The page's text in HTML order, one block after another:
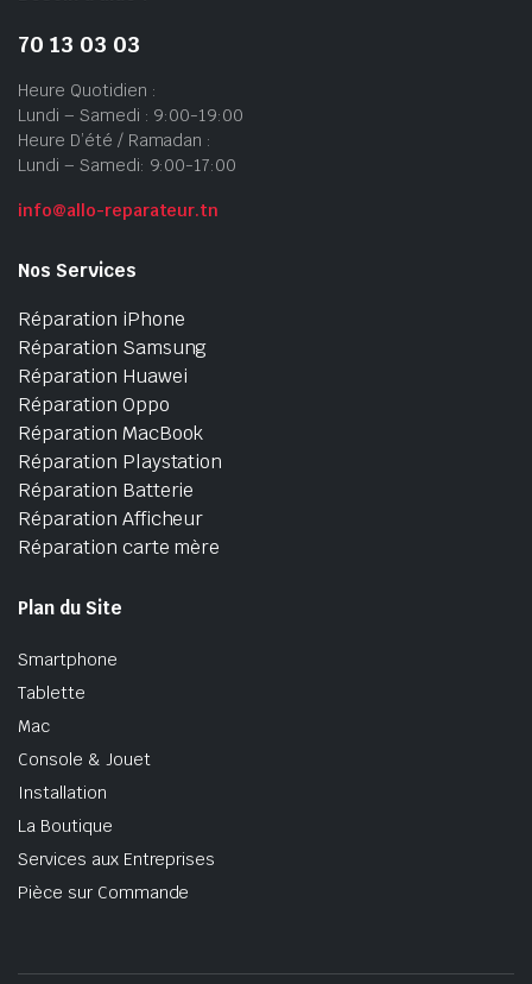
70 13 03 03
Heure Quotidien :
Lundi – Samedi : 9:00-19:00
Heure D’été / Ramadan :
Lundi – Samedi: 9:00-17:00
info@allo-reparateur.tn
Nos Services
Réparation iPhone
Réparation Samsung
Réparation Huawei
Réparation Oppo
Réparation MacBook
Réparation Playstation
Réparation Batterie
Réparation Afficheur
Réparation carte mère
Plan du Site
Smartphone
Tablette
Mac
Console & Jouet
Installation
La Boutique
Services aux Entreprises
Pièce sur Commande